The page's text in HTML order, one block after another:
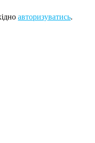
авторизуватись.